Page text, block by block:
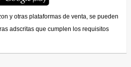
y otras plataformas de venta, se pueden
adscritas que cumplen los requisitos